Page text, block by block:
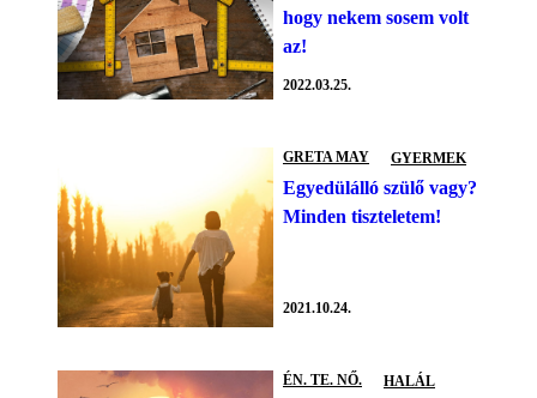
hogy nekem sosem volt
az!
2022.03.25.
GRETA MAY GYERMEK
Egyedülálló szülő vagy?
Minden tiszteletem!
2021.10.24.
ÉN. TE. NŐ. HALÁL